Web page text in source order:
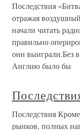
Последствия
отражая
начали читать
правильно
они выиграли.Без
Англию было бы
Последствия
рынков, полных